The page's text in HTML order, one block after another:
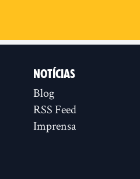
NOTÍCIAS
Blog
RSS Feed
Imprensa